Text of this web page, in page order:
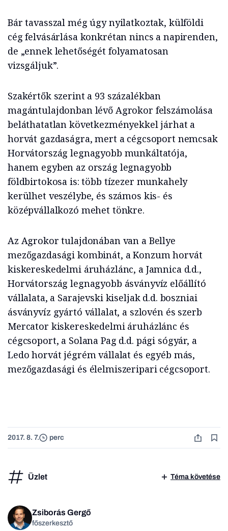
Bár tavasszal még úgy nyilatkoztak, külföldi
cég felvásárlása konkrétan nincs a napirenden,
de „ennek lehetőségét folyamatosan
vizsgáljuk”.
Szakértők szerint a 93 százalékban
magántulajdonban lévő Agrokor felszámolása
beláthatatlan következményekkel járhat a
horvát gazdaságra, mert a cégcsoport nemcsak
Horvátország legnagyobb munkáltatója,
hanem egyben az ország legnagyobb
földbirtokosa is: több tízezer munkahely
kerülhet veszélybe, és számos kis- és
középvállalkozó mehet tönkre.
Az Agrokor tulajdonában van a Bellye
mezőgazdasági kombinát, a Konzum horvát
kiskereskedelmi áruházlánc, a Jamnica d.d.,
Horvátország legnagyobb ásványvíz előállító
vállalata, a Sarajevski kiseljak d.d. boszniai
ásványvíz gyártó vállalat, a szlovén és szerb
Mercator kiskereskedelmi áruházlánc és
cégcsoport, a Solana Pag d.d. pági sógyár, a
Ledo horvát jégrém vállalat és egyéb más,
mezőgazdasági és élelmiszeripari cégcsoport.
2017. 8. 7. perc
Üzlet Téma követése
Zsiborás Gergő
főszerkesztő